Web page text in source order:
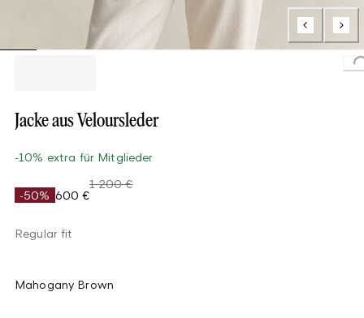
Jacke aus Veloursleder
-10% extra für Mitglieder
-50% 600 €
1 200 €
Regular fit
Mahogany Brown